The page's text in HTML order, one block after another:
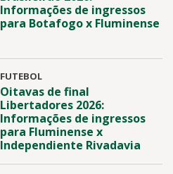
Informações de ingressos
para Botafogo x Fluminense
FUTEBOL
Oitavas de final
Libertadores 2026:
Informações de ingressos
para Fluminense x
Independiente Rivadavia